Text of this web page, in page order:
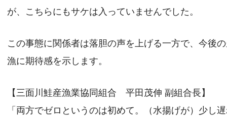
が、こちらにもサケは入っていませんでした。
この事態に関係者は落胆の声を上げる一方で、今後
漁に期待感を示します。
【三面川鮭産漁業協同組合 平田茂伸 副組合長】
「両方でゼロというのは初めて。（水揚げが）少し